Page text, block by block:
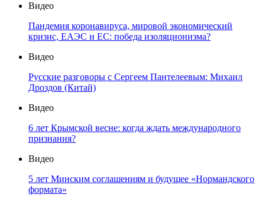
Видео
Пандемия коронавируса, мировой экономический
кризис, ЕАЭС и ЕС: победа изоляционизма?
Видео
Русские разговоры с Сергеем Пантелеевым: Михаил
Дроздов (Китай)
Видео
6 лет Крымской весне: когда ждать международного
признания?
Видео
5 лет Минским соглашениям и будущее «Нормандского
формата»